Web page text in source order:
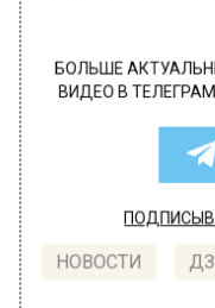
БОЛЬШЕ
ВИДЕО В
НОВОСТИ